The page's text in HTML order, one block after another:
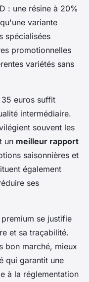
: une résine à 20%
variante
spécialisées
promotionnelles
variétés sans
euros suffit
intermédiaire.
souvent les
un meilleur rapport
saisonnières et
également
ses
se justifie
et sa traçabilité.
bon marché, mieux
qui garantit une
à la réglementation